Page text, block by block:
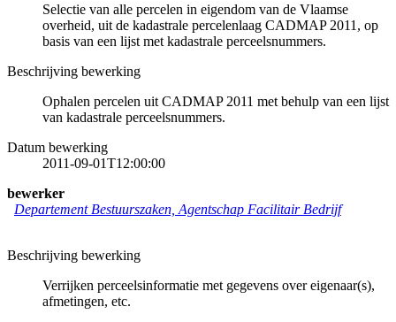
Selectie van alle percelen in eigendom van de Vlaamse
overheid, uit de kadastrale percelenlaag CADMAP 2011, op
basis van een lijst met kadastrale perceelsnummers.
Beschrijving bewerking
Ophalen percelen uit CADMAP 2011 met behulp van een lijst
van kadastrale perceelsnummers.
Datum bewerking
2011-09-01T12:00:00
bewerker
Departement Bestuurszaken, Agentschap Facilitair Bedrijf
Beschrijving bewerking
Verrijken perceelsinformatie met gegevens over eigenaar(s),
afmetingen, etc.